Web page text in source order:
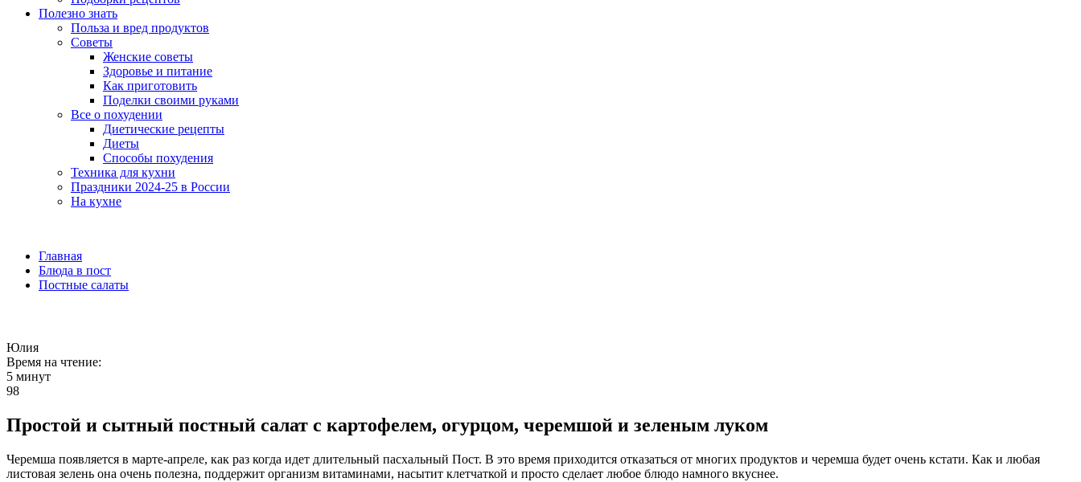
Полезно знать
Польза и вред продуктов
Советы
Женские советы
Здоровье и питание
Как приготовить
Поделки своими руками
Все о похудении
Диетические рецепты
Диеты
Способы похудения
Техника для кухни
Праздники 2024-25 в России
На кухне
Главная
Блюда в пост
Постные салаты
Юлия
Время на чтение:
5 минут
98
Простой и сытный постный салат с картофелем, огурцом, черемшой и зеленым луком
Черемша появляется в марте-апреле, как раз когда идет длительный пасхальный Пост. В это время приходится отказаться от многих продуктов и черемша будет очень кстати. Как и любая
листовая зелень она очень полезна, поддержит организм витаминами, насытит клетчаткой и просто сделает любое блюдо намного вкуснее.